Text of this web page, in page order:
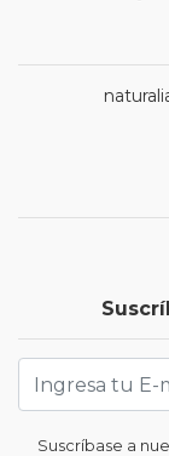
Suscríbase a